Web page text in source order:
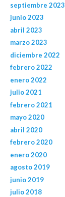
septiembre 2023
junio 2023
abril 2023
marzo 2023
diciembre 2022
febrero 2022
enero 2022
julio 2021
febrero 2021
mayo 2020
abril 2020
febrero 2020
enero 2020
agosto 2019
junio 2019
julio 2018